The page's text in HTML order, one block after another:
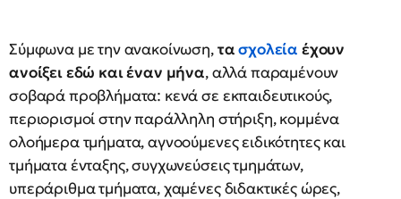
Σύμφωνα με την ανακοίνωση,τασχολεία έχουν
ανοίξει εδώ και έναν μήνα, αλλά παραμένουν
σοβαρά προβλήματα: κενά σε εκπαιδευτικούς,
περιορισμοί στην παράλληλη στήριξη, κομμένα
ολοήμερα τμήματα, αγνοούμενες ειδικότητες και
τμήματα ένταξης, συγχωνεύσεις τμημάτων,
υπεράριθμα τμήματα, χαμένες διδακτικές ώρες,